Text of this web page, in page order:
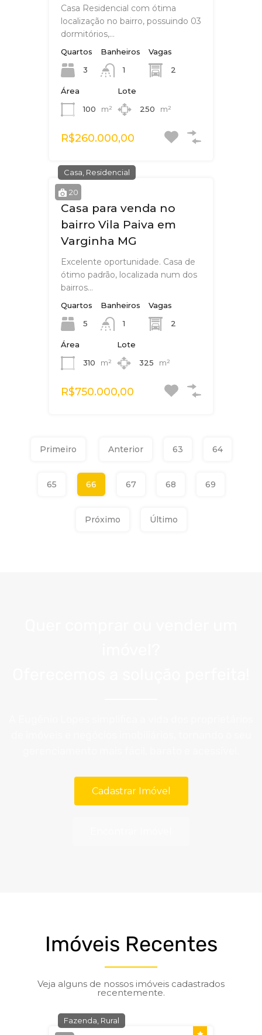
Casa Residencial com ótima
localização no bairro, possuindo 03
dormitórios,…
Quartos
3
Banheiros
1
Vagas
2
Área
100
m²
Lote
250
m²
R$260.000,00
20
Casa, Residencial
Casa para venda no
bairro Vila Paiva em
Varginha MG
Excelente oportunidade. Casa de
ótimo padrão, localizada num dos
bairros…
Quartos
5
Banheiros
1
Vagas
2
Área
310
m²
Lote
325
m²
R$750.000,00
Primeiro Anterior 63 64
65 66 67 68 69
Próximo Último
Cadastrar Imóvel
Imóveis Recentes
Veja alguns de nossos imóveis cadastrados
recentemente.
Fazenda, Rural